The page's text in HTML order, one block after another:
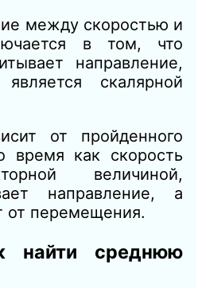
между скоростью и
в том, что
направление,
скалярной
от пройденного
время как скорость
величиной,
направление, а
от перемещения.
найти среднюю